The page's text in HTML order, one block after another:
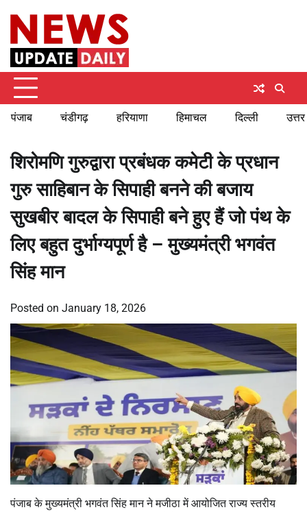
content
पंजाब चंडीगढ़ हरियाणा हिमाचल दिल्ली
शिरोमणि गुरुद्वारा प्रबंधक कमेटी के प्रधान
गुरु साहिबान के सिपाही बनने की बजाय
सुखबीर बादल के सिपाही बने हुए हैं जो पंथ के
लिए बहुत दुर्भाग्यपूर्ण है – मुख्यमंत्री भगवंत
सिंह मान
Posted on January 18, 2026
पंजाब के मुख्यमंत्री भगवंत सिंह मान ने मजीठा में आयोजित राज्य स्तरीय